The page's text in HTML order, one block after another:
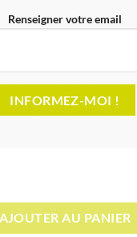
Renseigner votre email
INFORMEZ-MOI !
AJOUTER AU PANIER